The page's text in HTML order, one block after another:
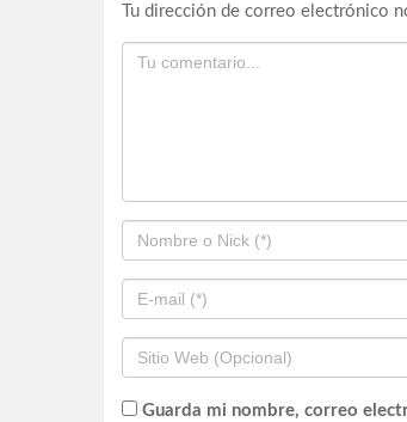
Tu dirección de correo electrónico
Guarda mi nombre, correo